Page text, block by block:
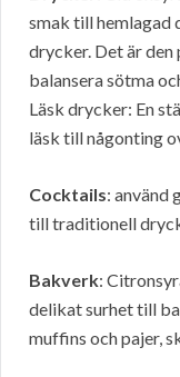
smak till hemlagad
drycker. Det är
balansera sötma
Läsk drycker: En
läsk till någonting
Cocktails: använd
till traditionell
Bakverk:
delikat surhet till
muffins och pajer,